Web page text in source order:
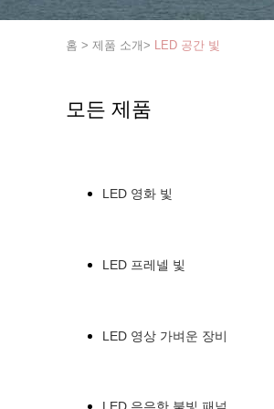
홈 > 제품 소개> LED 공간 빛
모든 제품
LED 영화 빛
LED 프레넬 빛
LED 영상 가벼운 장비